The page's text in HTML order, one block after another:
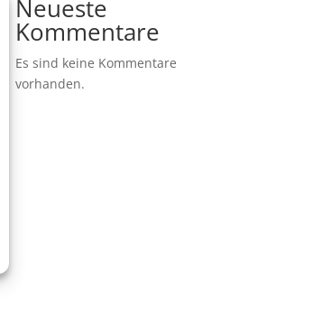
Neueste
Kommentare
Es sind keine Kommentare
vorhanden.